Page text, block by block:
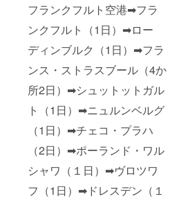
フランクフルト空港➡フラ
ンクフルト（1日）➡ロー
ディンブルク（1日）➡フラ
ンス・ストラスブール（4か
所2日）➡シュットットガル
ト（1日）➡ニュルンベルグ
（1日）➡チェコ・プラハ
（2日）➡ポーランド・ワル
シャワ（１日）➡ヴロツワ
フ（1日）➡ドレスデン（１